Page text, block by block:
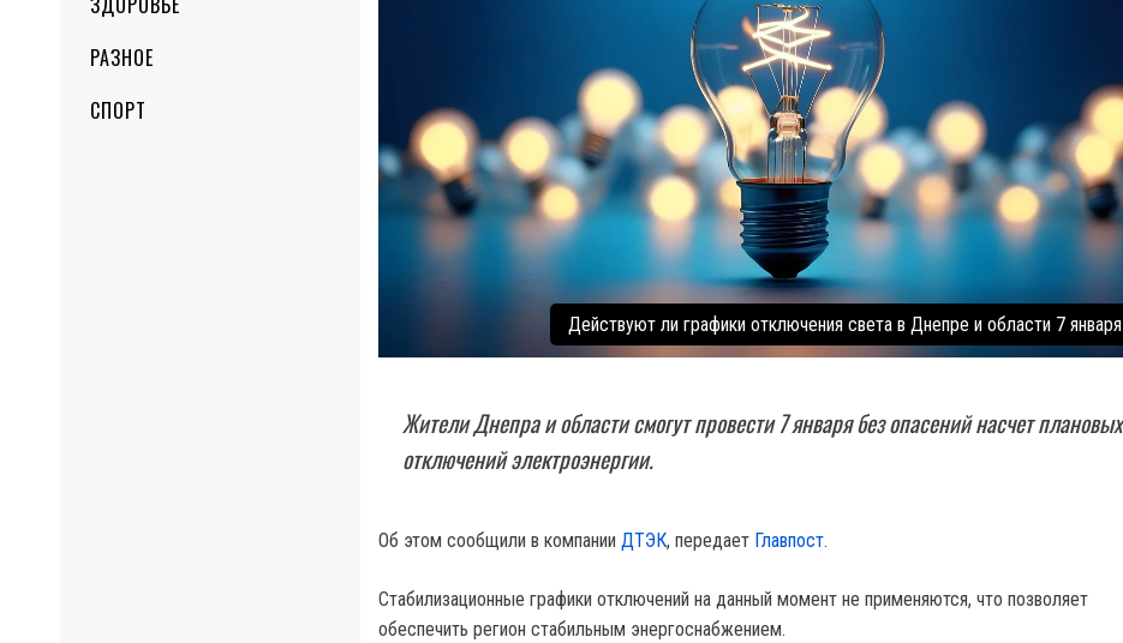
РАЗНОЕ
СПОРТ
Действуют ли графики отключения света в Днепре и области 7 января
Жители Днепра и области смогут провести 7 января без опасений насчет плановых
отключений электроэнергии.
Об этом сообщили в компании ДТЭК, передает Главпост.
Стабилизационные графики отключений на данный момент не применяются, что позволяет
обеспечить регион стабильным энергоснабжением.